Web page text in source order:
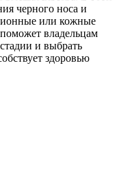
черного носа и
или кожные
владельцам
и выбрать
здоровью